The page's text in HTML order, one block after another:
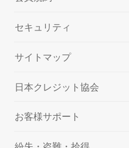
セキュリティ
サイトマップ
日本クレジット協会
お客様サポート